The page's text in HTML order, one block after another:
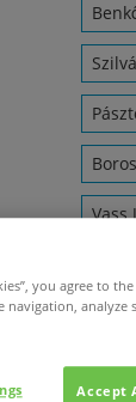
Vass
Mikó
you agree to
analyze
Accept